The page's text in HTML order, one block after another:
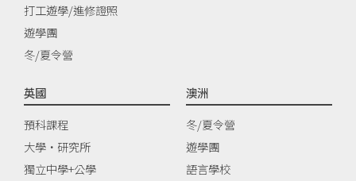
打工遊學/進修證照
遊學團
冬/夏令營
英國
預科課程
大學‧研究所
獨立中學+公學
澳洲
冬/夏令營
遊學團
語言學校